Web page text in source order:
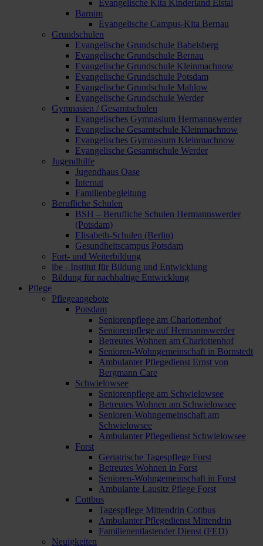
Evangelische Kita Kinderland Elstal
Barnim
Evangelische Campus-Kita Bernau
Grundschulen
Evangelische Grundschule Babelsberg
Evangelische Grundschule Bernau
Evangelische Grundschule Kleinmachnow
Evangelische Grundschule Potsdam
Evangelische Grundschule Mahlow
Evangelische Grundschule Werder
Gymnasien / Gesamtschulen
Evangelisches Gymnasium Hermannswerder
Evangelische Gesamtschule Kleinmachnow
Evangelisches Gymnasium Kleinmachnow
Evangelische Gesamtschule Werder
Jugendhilfe
Jugendhaus Oase
Internat
Familienbegleitung
Berufliche Schulen
BSH – Berufliche Schulen Hermannswerder
(Potsdam)
Elisabeth-Schulen (Berlin)
Gesundheitscampus Potsdam
Fort- und Weiterbildung
ibe - Institut für Bildung und Entwicklung
Bildung für nachhaltige Entwicklung
Pflege
Pflegeangebote
Potsdam
Seniorenpflege am Charlottenhof
Seniorenpflege auf Hermannswerder
Betreutes Wohnen am Charlottenhof
Senioren-Wohngemeinschaft in Bornstedt
Ambulanter Pflegedienst Ernst von
Bergmann Care
Schwielowsee
Seniorenpflege am Schwielowsee
Betreutes Wohnen am Schwielowsee
Senioren-Wohngemeinschaft am
Schwielowsee
Ambulanter Pflegedienst Schwielowsee
Forst
Geriatrische Tagespflege Forst
Betreutes Wohnen in Forst
Senioren-Wohngemeinschaft in Forst
Ambulante Lausitz Pflege Forst
Cottbus
Tagespflege Mittendrin Cottbus
Ambulanter Pflegedienst Mittendrin
Familienentlastender Dienst (FED)
Neuigkeiten